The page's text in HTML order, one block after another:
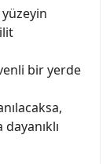
bir yerde